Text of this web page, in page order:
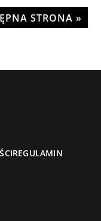
STRONA »
REGULAMIN